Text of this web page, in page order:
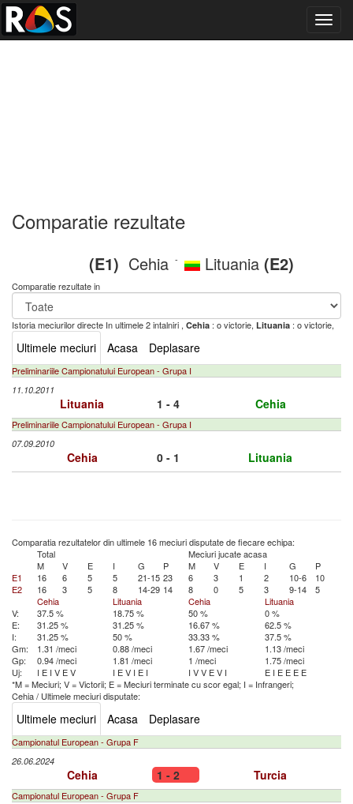
Comparatie rezultate
(E1) Cehia - Lituania (E2)
Comparatie rezultate in
Istoria meciurilor directe In ultimele 2 intalniri , Cehia : o victorie, Lituania : o victorie,
Ultimele meciuri Acasa Deplasare
Preliminariile Campionatului European - Grupa I
11.10.2011
Lituania 1 - 4 Cehia
Preliminariile Campionatului European - Grupa I
07.09.2010
Cehia 0 - 1 Lituania
Comparatia rezultatelor din ultimele 16 meciuri disputate de fiecare echipa:
Total
Meciuri jucate acasa
M
V E I G P M V E I G
P
E1
16 6 5 5 21-15 23 6 3 1 2 10-6
10
E2
16 3 5 8 14-29 14 8 0 5 3 9-14
5
Cehia
Lituania Cehia
Lituania
V:
37.5 % 18.75 % 50 %
0 %
E:
31.25 % 31.25 % 16.67 %
62.5 %
I:
31.25 % 50 % 33.33 %
37.5 %
Gm:
1.31 /meci 0.88 /meci 1.67 /meci
1.13 /meci
Gp:
0.94 /meci 1.81 /meci 1 /meci
1.75 /meci
Uj:
I E I V EV I EV I E I I VV EV I E I E E E E
*M = Meciuri; V = Victorii; E = Meciuri terminate cu scor egal; I = Infrangeri;
Cehia/ Ultimele meciuri disputate:
Ultimele meciuri Acasa Deplasare
Campionatul European - Grupa F
26.06.2024
Cehia 1 - 2 Turcia
Campionatul European - Grupa F